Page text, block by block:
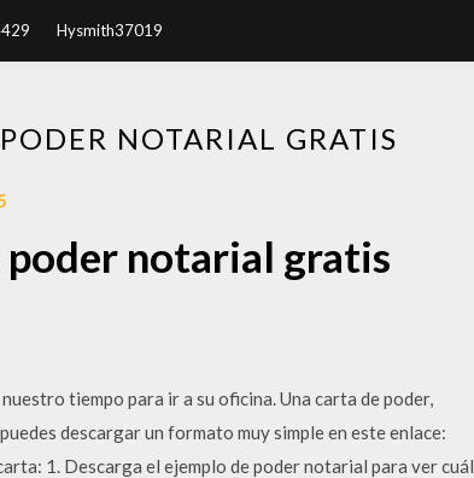
Hysmith37019
NOTARIAL GRATIS
poder notarial gratis
tiempo para ir a su oficina. Una carta de poder,
descargar un formato muy simple en este enlace:
1. Descarga el ejemplo de poder notarial para ver cuál